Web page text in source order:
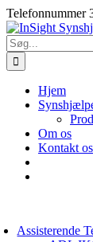
Skip
to
content
Telefonnummer
Søg
efter:
Hjem
Om os
Kontakt os
Assisterende